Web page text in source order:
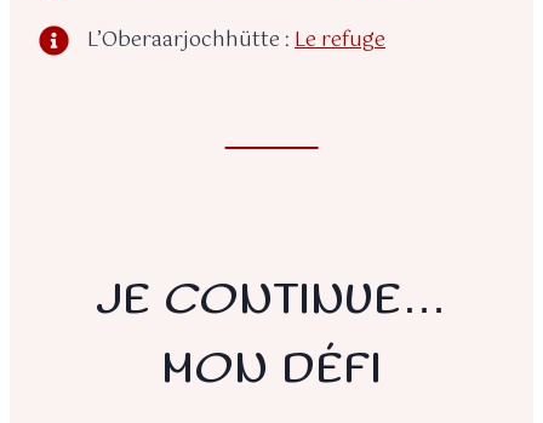
L’Oberaarjochhütte :Le refuge
JE CONTINUE…
MON DÉFI